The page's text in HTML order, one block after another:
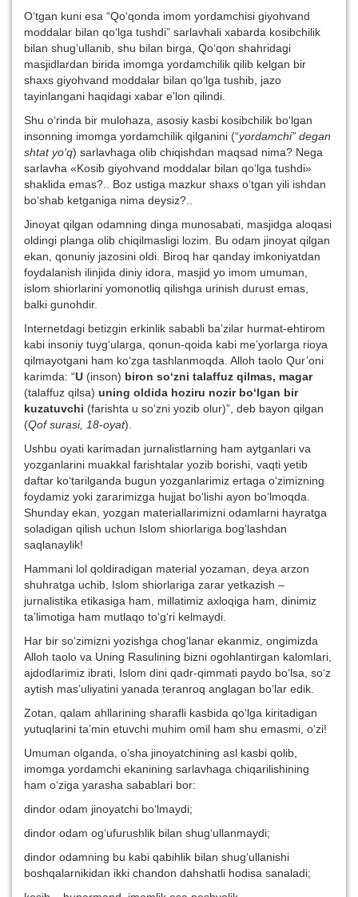
O‘tgan kuni esa “Qo‘qonda imom yordamchisi giyohvand
moddalar bilan qo‘lga tushdi” sarlavhali xabarda kosibchilik
bilan shug‘ullanib, shu bilan birga, Qo‘qon shahridagi
masjidlardan birida imomga yordamchilik qilib kelgan bir
shaxs giyohvand moddalar bilan qo‘lga tushib, jazo
tayinlangani haqidagi xabar e’lon qilindi.
Shu o‘rinda bir mulohaza, asosiy kasbi kosibchilik bo‘lgan
insonning imomga yordamchilik qilganini (“yordamchi” degan
shtat yo‘q) sarlavhaga olib chiqishdan maqsad nima? Nega
sarlavha «Kosib giyohvand moddalar bilan qo‘lga tushdi»
shaklida emas?.. Boz ustiga mazkur shaxs o‘tgan yili ishdan
bo‘shab ketganiga nima deysiz?..
Jinoyat qilgan odamning dinga munosabati, masjidga aloqasi
oldingi planga olib chiqilmasligi lozim. Bu odam jinoyat qilgan
ekan, qonuniy jazosini oldi. Biroq har qanday imkoniyatdan
foydalanish ilinjida diniy idora, masjid yo imom umuman,
islom shiorlarini yomonotliq qilishga urinish durust emas,
balki gunohdir.
Internetdagi betizgin erkinlik sababli ba’zilar hurmat-ehtirom
kabi insoniy tuyg‘ularga, qonun-qoida kabi me’yorlarga rioya
qilmayotgani ham ko‘zga tashlanmoqda. Alloh taolo Qur’oni
karimda: “U (inson) biron so‘zni talaffuz qilmas, magar
(talaffuz qilsa) uning oldida hoziru nozir bo‘lgan bir
kuzatuvchi (farishta u so‘zni yozib olur)”, deb bayon qilgan
(Qof surasi, 18-oyat).
Ushbu oyati karimadan jurnalistlarning ham aytganlari va
yozganlarini muakkal farishtalar yozib borishi, vaqti yetib
daftar ko‘tarilganda bugun yozganlarimiz ertaga o‘zimizning
foydamiz yoki zararimizga hujjat bo‘lishi ayon bo‘lmoqda.
Shunday ekan, yozgan materiallarimizni odamlarni hayratga
soladigan qilish uchun Islom shiorlariga bog‘lashdan
saqlanaylik!
Hammani lol qoldiradigan material yozaman, deya arzon
shuhratga uchib, Islom shiorlariga zarar yetkazish –
jurnalistika etikasiga ham, millatimiz axloqiga ham, dinimiz
ta’limotiga ham mutlaqo to‘g‘ri kelmaydi.
Har bir so‘zimizni yozishga chog‘lanar ekanmiz, ongimizda
Alloh taolo va Uning Rasulining bizni ogohlantirgan kalomlari,
ajdodlarimiz ibrati, Islom dini qadr-qimmati paydo bo‘lsa, so‘z
aytish mas’uliyatini yanada teranroq anglagan bo‘lar edik.
Zotan, qalam ahllarining sharafli kasbida qo‘lga kiritadigan
yutuqlarini ta’min etuvchi muhim omil ham shu emasmi, o‘zi!
Umuman olganda, o‘sha jinoyatchining asl kasbi qolib,
imomga yordamchi ekanining sarlavhaga chiqarilishining
ham o‘ziga yarasha sabablari bor:
dindor odam jinoyatchi bo‘lmaydi;
dindor odam og‘ufurushlik bilan shug‘ullanmaydi;
dindor odamning bu kabi qabihlik bilan shug‘ullanishi
boshqalarnikidan ikki chandon dahshatli hodisa sanaladi;